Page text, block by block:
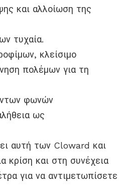
και αλλοίωση της
τυχαία.
κλείσιμο
πολέμων για τη
φωνών
ως
αυτή των Cloward και
κρίση και στη συνέχεια
για να αντιμετωπίσετε